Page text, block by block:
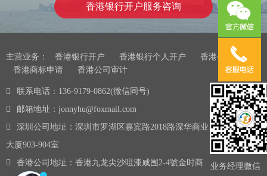
香港银行开户服务咨询
主营业务： 香港银行开户 香港银行个人开户
香港公司注册
香港商标申请
香港公司审计
联系电话：136-9179-0862(微信同号)
邮箱地址：jonnyhu@foxmail.com
深圳公司地址：深圳市罗湖区嘉宾路2018路深华商业
大厦903-904室
香港公司地址：香港九龙尖沙咀漆咸围2-4號金时商
业务经理微信